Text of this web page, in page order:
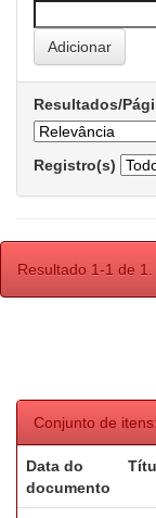
Resultados/
Registro(s)
Resultado 1-1 de 1.
Conjunto de itens:
Data do
documento